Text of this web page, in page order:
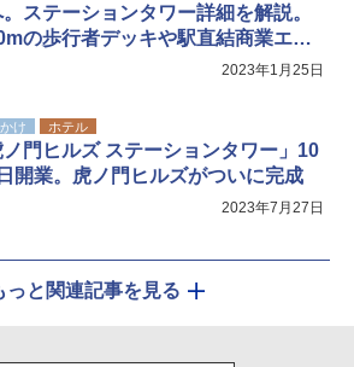
ステーションタワー詳細を解説。
の歩行者デッキや駅直結商業エリ
2023年1月25日
け ホテル
ノ門ヒルズ ステーションタワー」10
開業。虎ノ門ヒルズがついに完成
2023年7月27日
っと関連記事を見る